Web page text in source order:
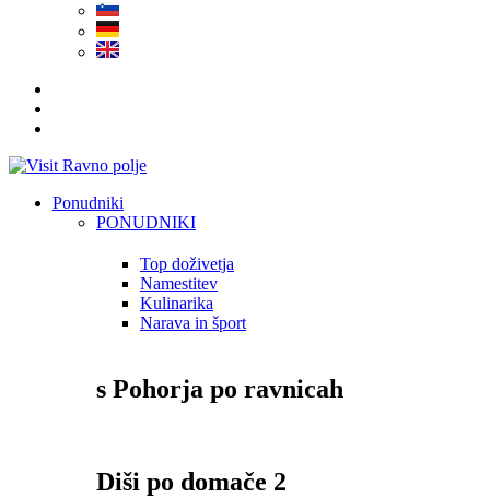
Ponudniki
PONUDNIKI
Top doživetja
Namestitev
Kulinarika
Narava in šport
s Pohorja po ravnicah
Diši po domače 2